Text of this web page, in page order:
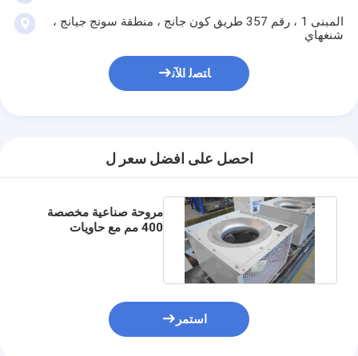
المبنى 1 ، رقم 357 طريق كون جانج ، منطقة سونج جيانج ،
شنغهاي
ﺎﺘﺼﻟ ﺍﻶﻧ
احصل على افضل سعر ل
مروحة صناعية مخصصة
400 مم مع حاويات
استمر